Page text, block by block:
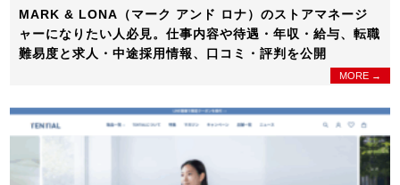
MARK & LONA（マーク アンド ロナ）のストアマネージ
ャーになりたい人必見。仕事内容や待遇・年収・給与、転職
難易度と求人・中途採用情報、口コミ・評判を公開
MORE →